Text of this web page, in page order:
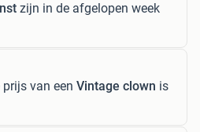
zijn in de afgelopen week
van een Vintage clown is